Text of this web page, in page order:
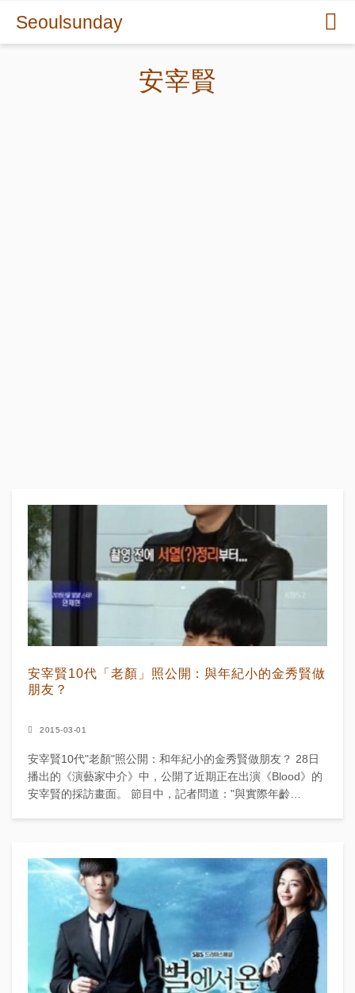
Seoulsunday
安宰賢
安宰賢10代「老顏」照公開：與年紀小的金秀賢做
朋友？
2015-03-01
安宰賢10代"老顏"照公開：和年紀小的金秀賢做朋友？ 28日
播出的《演藝家中介》中，公開了近期正在出演《Blood》的
安宰賢的採訪畫面。 節目中，記者問道："與實際年齡